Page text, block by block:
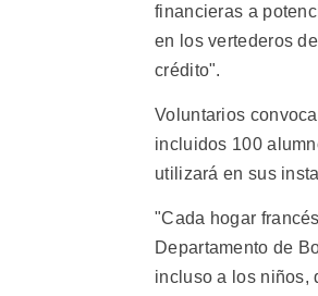
financieras a
en los vertederos
crédito".
Voluntarios
incluidos 100
utilizará en sus
"Cada hogar
Departamento de
incluso a los niños,